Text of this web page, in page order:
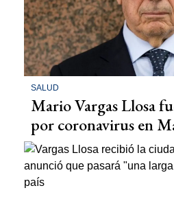
SALUD
Mario Vargas Llosa
por coronavirus en